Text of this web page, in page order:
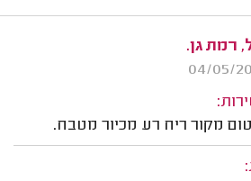
רמת גן.
מקור ריח רע מכיור מטבח.